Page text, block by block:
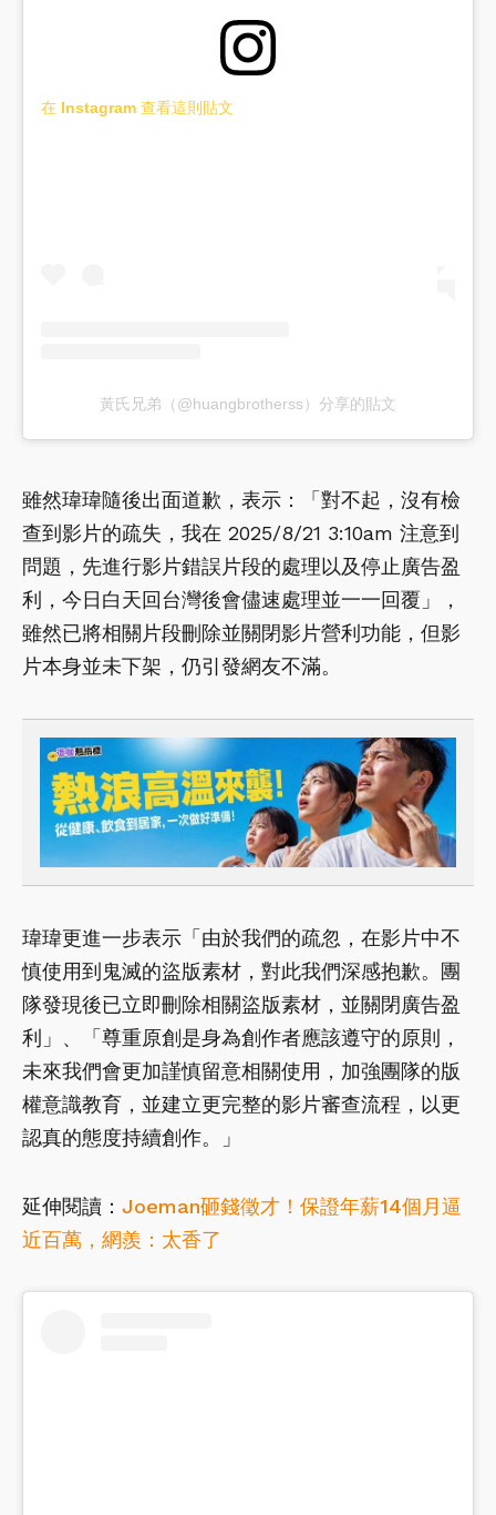
在 Instagram 查看這則貼文
黃氏兄弟（@huangbrotherss）分享的貼文
雖然瑋瑋隨後出面道歉，表示：「對不起，沒有檢
查到影片的疏失，我在 2025/8/21 3:10am 注意到
問題，先進行影片錯誤片段的處理以及停止廣告盈
利，今日白天回台灣後會儘速處理並一一回覆」，
雖然已將相關片段刪除並關閉影片營利功能，但影
片本身並未下架，仍引發網友不滿。
瑋瑋更進一步表示「由於我們的疏忽，在影片中不
慎使用到鬼滅的盜版素材，對此我們深感抱歉。團
隊發現後已立即刪除相關盜版素材，並關閉廣告盈
利」、「尊重原創是身為創作者應該遵守的原則，
未來我們會更加謹慎留意相關使用，加強團隊的版
權意識教育，並建立更完整的影片審查流程，以更
認真的態度持續創作。」
延伸閱讀： Joeman砸錢徵才！保證年薪14個月逼
近百萬，網羨：太香了